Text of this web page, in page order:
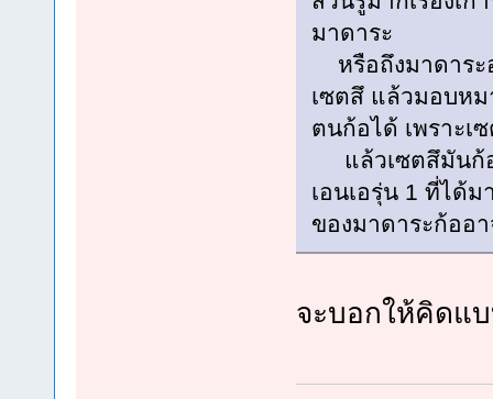
มาดาระ
หรือถึงมาดาระ
เซตสึ แล้วมอบห
ตนก้อได้ เพราะเ
แล้วเซตสึมันก้อ
เอนเอรุ่น 1 ที่ได้
ของมาดาระก้ออา
จะบอกให้คิดแ